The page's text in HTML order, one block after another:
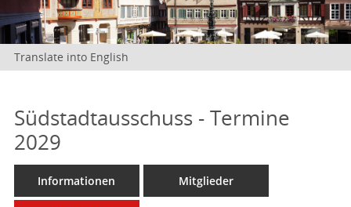
Translate into English
Südstadtausschuss - Termine
2029
Informationen Mitglieder